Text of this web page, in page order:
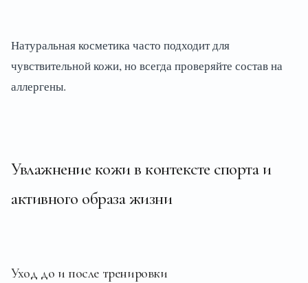
Натуральная косметика часто подходит для
чувствительной кожи, но всегда проверяйте состав на
аллергены.
Увлажнение кожи в контексте спорта и
активного образа жизни
Уход до и после тренировки